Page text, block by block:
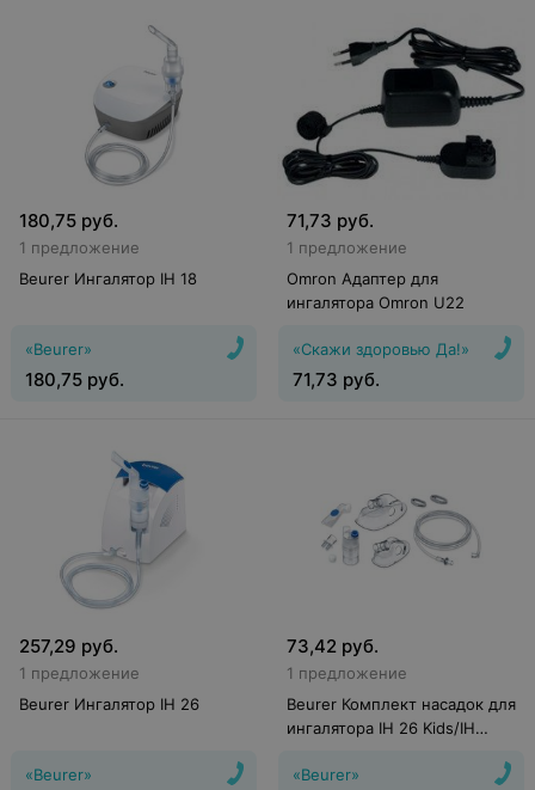
180,75 руб.
1 предложение
Beurer Ингалятор IH 18
«Beurer»
180,75 руб.
71,73 руб.
1 предложение
Omron Адаптер для
ингалятора Omron U22
«Скажи здоровью Да!»
71,73 руб.
257,29 руб.
1 предложение
Beurer Ингалятор IH 26
«Beurer»
73,42 руб.
1 предложение
Beurer Комплект насадок для
ингалятора IH 26 Kids/IH
«Beurer»